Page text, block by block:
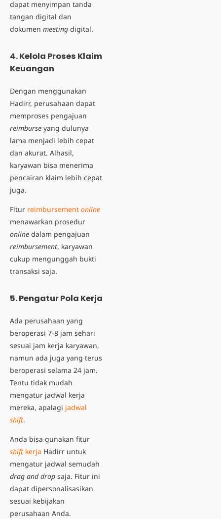
dapat menyimpan tanda
tangan digital dan
dokumen meeting digital.
4. Kelola Proses Klaim
Keuangan
Dengan menggunakan
Hadirr, perusahaan dapat
memproses pengajuan
reimburse yang dulunya
lama menjadi lebih cepat
dan akurat. Alhasil,
karyawan bisa menerima
pencairan klaim lebih cepat
juga.
Fitur reimbursement online
menawarkan prosedur
online dalam pengajuan
reimbursement, karyawan
cukup mengunggah bukti
transaksi saja.
5. Pengatur Pola Kerja
Ada perusahaan yang
beroperasi 7-8 jam sehari
sesuai jam kerja karyawan,
namun ada juga yang terus
beroperasi selama 24 jam.
Tentu tidak mudah
mengatur jadwal kerja
mereka, apalagi jadwal
shift.
Anda bisa gunakan fitur
shift kerja Hadirr untuk
mengatur jadwal semudah
drag and drop saja. Fitur ini
dapat dipersonalisasikan
sesuai kebijakan
perusahaan Anda.